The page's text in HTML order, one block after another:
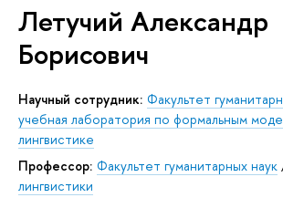
Летучий Александр
Борисович
Научный сотрудник: Факультет
учебная лаборатория по формальным
лингвистике
Профессор: Факультет гуманитарных наук
лингвистики